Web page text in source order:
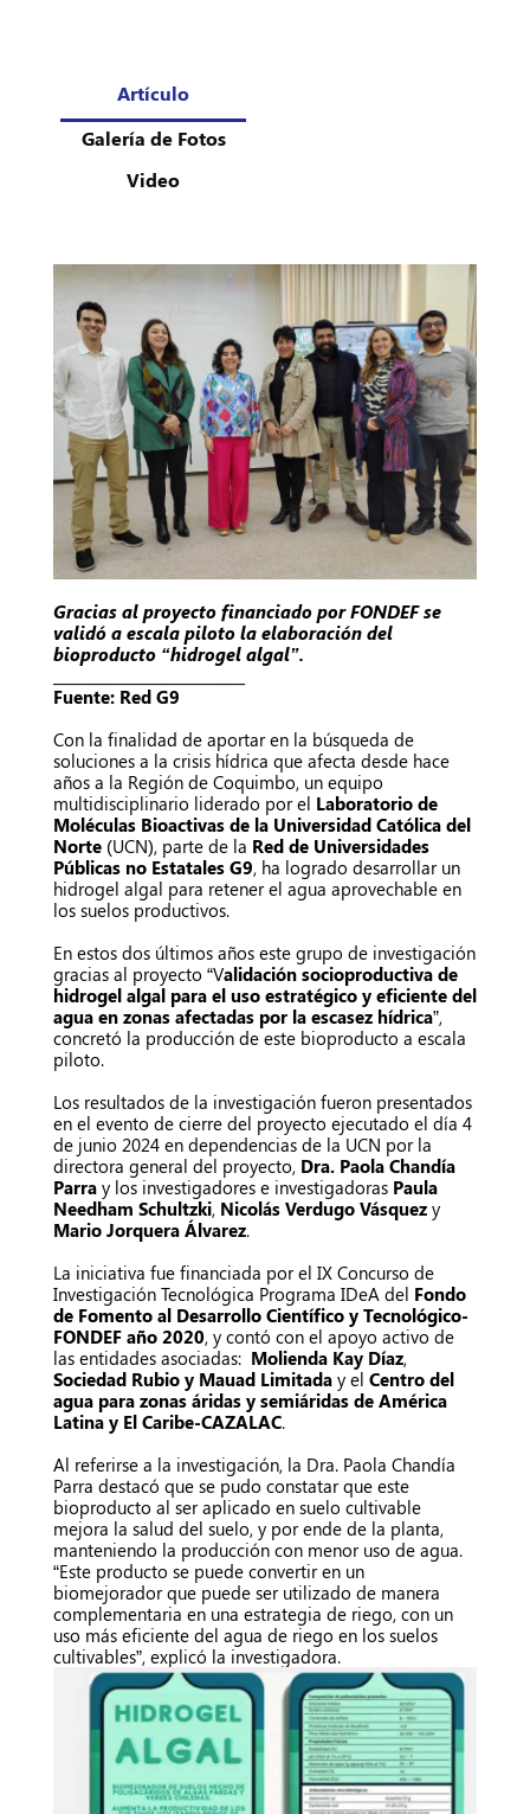
Artículo
Galería de Fotos
Video
Gracias al proyecto financiado por FONDEF se
validó a escala piloto la elaboración del
bioproducto “hidrogel algal”.
Fuente: Red G9
Con la finalidad de aportar en la búsqueda de
soluciones a la crisis hídrica que afecta desde hace
años a la Región de Coquimbo, un equipo
multidisciplinario liderado por el Laboratorio de
Moléculas Bioactivas de la Universidad Católica del
Norte (UCN), parte de la Red de Universidades
Públicas no Estatales G9, ha logrado desarrollar un
hidrogel algal para retener el agua aprovechable en
los suelos productivos.
En estos dos últimos años este grupo de investigación
gracias al proyecto “Validación socioproductiva de
hidrogel algal para el uso estratégico y eficiente del
agua en zonas afectadas por la escasez hídrica”,
concretó la producción de este bioproducto a escala
piloto.
Los resultados de la investigación fueron presentados
en el evento de cierre del proyecto ejecutado el día 4
de junio 2024 en dependencias de la UCN por la
directora general del proyecto, Dra. Paola Chandía
Parra y los investigadores e investigadoras Paula
Needham Schultzki, Nicolás Verdugo Vásquez y
Mario Jorquera Álvarez.
La iniciativa fue financiada por el IX Concurso de
Investigación Tecnológica Programa IDeA del Fondo
de Fomento al Desarrollo Científico y Tecnológico-
FONDEF año 2020, y contó con el apoyo activo de
las entidades asociadas: Molienda Kay Díaz,
Sociedad Rubio y Mauad Limitada y el Centro del
agua para zonas áridas y semiáridas de América
Latina y El Caribe-CAZALAC.
Al referirse a la investigación, la Dra. Paola Chandía
Parra destacó que se pudo constatar que este
bioproducto al ser aplicado en suelo cultivable
mejora la salud del suelo, y por ende de la planta,
manteniendo la producción con menor uso de agua.
“Este producto se puede convertir en un
biomejorador que puede ser utilizado de manera
complementaria en una estrategia de riego, con un
uso más eficiente del agua de riego en los suelos
cultivables”, explicó la investigadora.